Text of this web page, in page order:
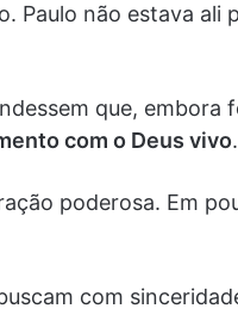
Paulo não estava ali
que, embora
com o Deus vivo.
poderosa. Em
com